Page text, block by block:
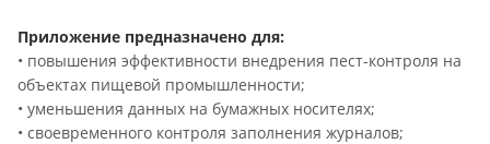
Приложение предназначено для:
• повышения эффективности внедрения пест-контроля на
объектах пищевой промышленности;
• уменьшения данных на бумажных носителях;
• своевременного контроля заполнения журналов;